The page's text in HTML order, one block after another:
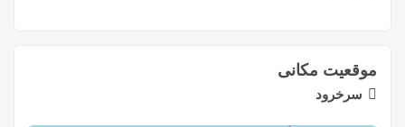
موقعیت مکانی
سرخرود